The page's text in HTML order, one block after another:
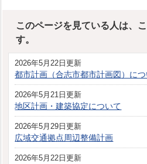
このページを見ている人は、
す。
2026年5月22日更新
都市計画（合志市都市計画図）に
2026年5月21日更新
地区計画・建築協定について
2026年5月29日更新
広域交通拠点周辺整備計画
2026年5月22日更新